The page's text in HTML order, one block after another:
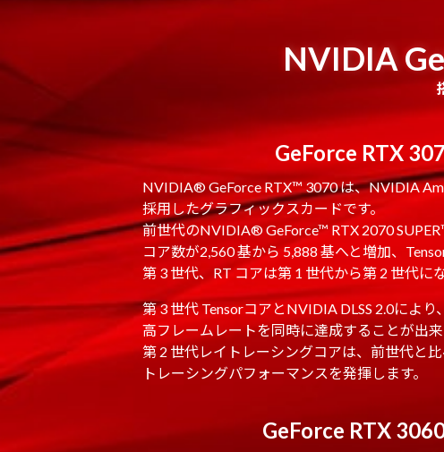
NVIDIA
GeForce RTX
NVIDIA® GeForce RTX™ 3070 は、NVIDIA
採用したグラフィックスカードです。
前世代のNVIDIA® GeForce™ RTX 2070
コア数が2,560 基から 5,888 基へと増加、
第 3 世代、RT コアは第 1 世代から第 2 世代に
第 3 世代 TensorコアとNVIDIA DLSS 2.0により
高フレームレートを同時に達成することが出来
第 2 世代レイトレーシングコアは、前世代と
トレーシングパフォーマンスを発揮します。
GeForce RTX